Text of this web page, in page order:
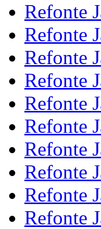
Refonte
Refonte
Refonte
Refonte
Refonte
Refonte
Refonte
Refonte
Refonte
Refonte